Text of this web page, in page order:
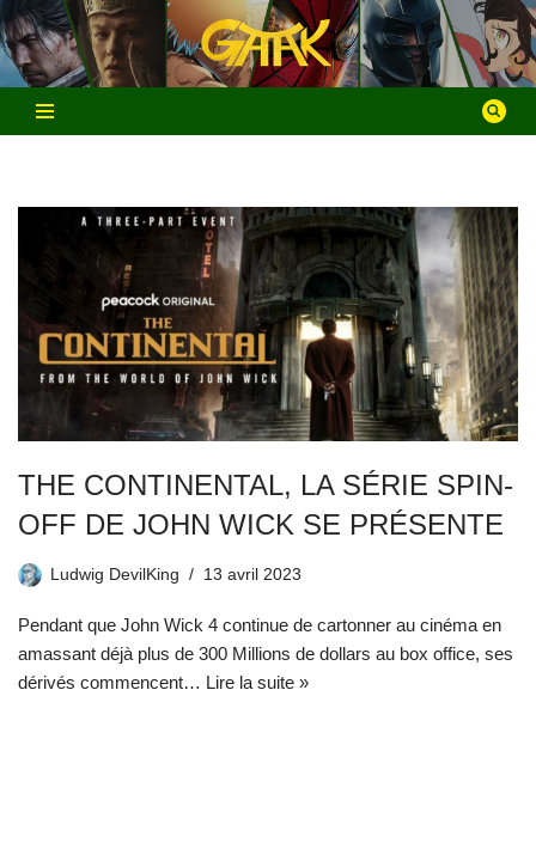
Aller
au
contenu
THE CONTINENTAL, LA SÉRIE SPIN-
OFF DE JOHN WICK SE PRÉSENTE
Ludwig DevilKing 13 avril 2023
Pendant que John Wick 4 continue de cartonner au cinéma en
amassant déjà plus de 300 Millions de dollars au box office, ses
dérivés commencent… Lire la suite »